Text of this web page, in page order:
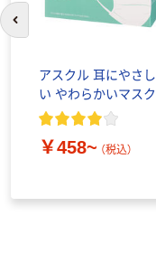
アスクル 耳にやさし
い やわらかいマスク
￥458~ （税込）